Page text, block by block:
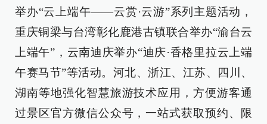
举办“云上端午——云赏·云游”系列主题活动，
重庆铜梁与台湾彰化鹿港古镇联合举办“渝台云
上端午”，云南迪庆举办“迪庆·香格里拉云上端
午赛马节”等活动。河北、浙江、江苏、四川、
湖南等地强化智慧旅游技术应用，方便游客通
过景区官方微信公众号，一站式获取预约、限